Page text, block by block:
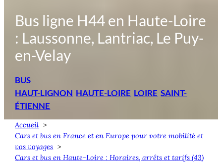
Bus ligne H44 en Haute-Loire
: Laussonne, Lantriac, Le Puy-
en-Velay
BUS
HAUT-LIGNON HAUTE-LOIRE LOIRE SAINT-
ÉTIENNE
Accueil
Cars et bus en France et en Europe pour votre mobilité et
vos voyages
Cars et bus en Haute-Loire : Horaires, arrêts et tarifs (43)